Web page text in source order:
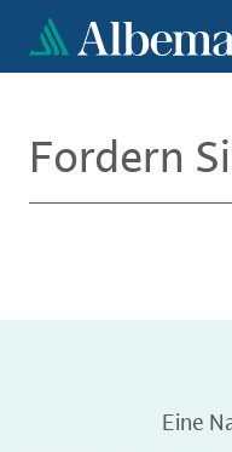
Direkt
zum
Inhalt
Fordern
Eine